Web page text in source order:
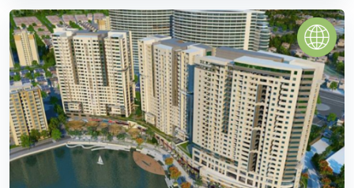
CHUNG CƯ LAKESIDE
Chung cư Lakeside là dự án thành phần thuộc khu trung
tâm đô thị Chí Linh, gồm 4 block cao 16 tầng và 1 tầng hầm
với 756 căn hộ. Các ...
0 (0 đánh giá)
(Đánh giá từ website pomahomeviews.vn)